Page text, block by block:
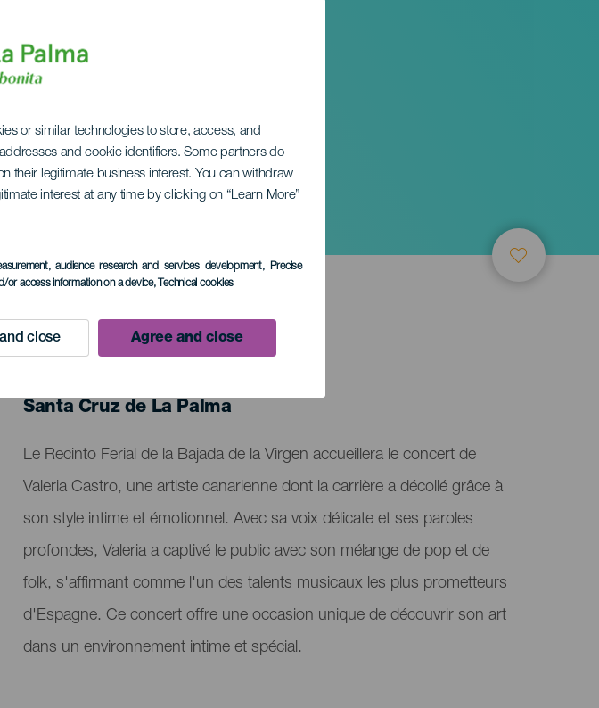
or similar technologies to store, access, and
and cookie identifiers. Some partners do
their legitimate business interest. You can withdraw
interest at any time by clicking on “Learn More”
audience research and services development, Precise
or access information on a device, Technical cookies
close Agree and close
ÉVÉNEMENT PASSÉ
Localidad
Santa Cruz de La Palma
Descripción
del
evento
Le Recinto Ferial de la Bajada de la Virgen accueillera le concert de
Valeria Castro, une artiste canarienne dont la carrière a décollé grâce à
son style intime et émotionnel. Avec sa voix délicate et ses paroles
profondes, Valeria a captivé le public avec son mélange de pop et de
folk, s'affirmant comme l'un des talents musicaux les plus prometteurs
d'Espagne. Ce concert offre une occasion unique de découvrir son art
dans un environnement intime et spécial.